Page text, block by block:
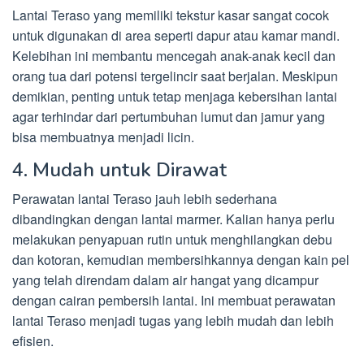
Lantai Teraso yang memiliki tekstur kasar sangat cocok
untuk digunakan di area seperti dapur atau kamar mandi.
Kelebihan ini membantu mencegah anak-anak kecil dan
orang tua dari potensi tergelincir saat berjalan. Meskipun
demikian, penting untuk tetap menjaga kebersihan lantai
agar terhindar dari pertumbuhan lumut dan jamur yang
bisa membuatnya menjadi licin.
4. Mudah untuk Dirawat
Perawatan lantai Teraso jauh lebih sederhana
dibandingkan dengan lantai marmer. Kalian hanya perlu
melakukan penyapuan rutin untuk menghilangkan debu
dan kotoran, kemudian membersihkannya dengan kain pel
yang telah direndam dalam air hangat yang dicampur
dengan cairan pembersih lantai. Ini membuat perawatan
lantai Teraso menjadi tugas yang lebih mudah dan lebih
efisien.